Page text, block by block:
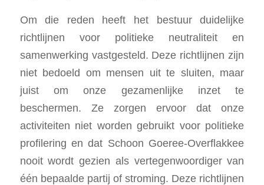
Om die reden heeft het bestuur duidelijke
richtlijnen voor politieke neutraliteit en
samenwerking vastgesteld. Deze richtlijnen zijn
niet bedoeld om mensen uit te sluiten, maar
juist om onze gezamenlijke inzet te
beschermen. Ze zorgen ervoor dat onze
activiteiten niet worden gebruikt voor politieke
profilering en dat Schoon Goeree-Overflakkee
nooit wordt gezien als vertegenwoordiger van
één bepaalde partij of stroming. Deze richtlijnen